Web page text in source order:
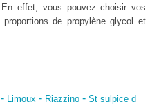
effet, vous pouvez choisir vos
de propylène glycol et
- Limoux - Riazzino -St sulpice d